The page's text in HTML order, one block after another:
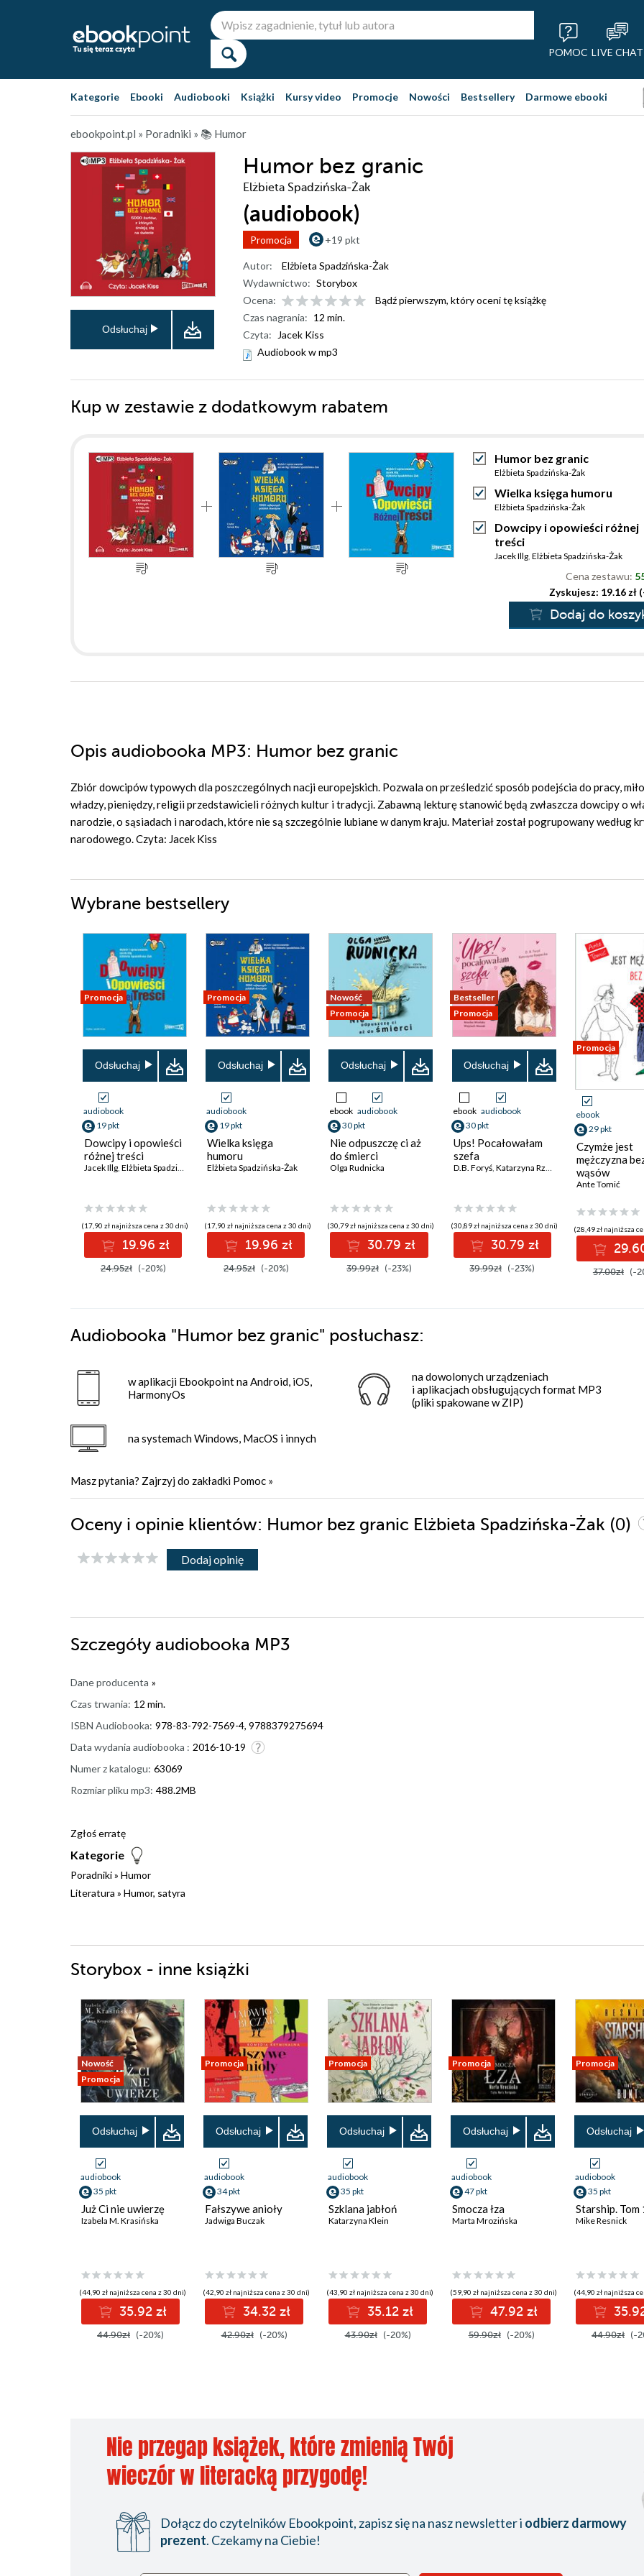
POMOC LIVE CHAT
Kategorie Ebooki Audiobooki Książki Kursy video Promocje Nowości Bestsellery Darmowe ebooki
ebookpoint.pl » Poradniki » 📚 Humor
Humor bez granic
Elżbieta Spadzińska-Żak
(audiobook)
Promocja +19 pkt
Odsłuchaj
Autor:
Elżbieta Spadzińska-Żak
Wydawnictwo: Storybox
Ocena:
Bądź pierwszym, który oceni tę książkę
Czas nagrania: 12 min.
Czyta:
Jacek Kiss
Audiobook w mp3
Kup w zestawie z dodatkowym rabatem
Humor bez granic
Elżbieta Spadzińska-Żak
Wielka księga humoru
Elżbieta Spadzińska-Żak
Dowcipy i opowieści różnej
treści
Jacek Illg, Elżbieta Spadzińska-Żak
Cena zestawu:
Zyskujesz: 19.16 zł
Dodaj do
Opis audiobooka MP3: Humor bez granic
Zbiór dowcipów typowych dla poszczególnych nacji europejskich. Pozwala on prześledzić sposób podejścia do pracy,
władzy, pieniędzy, religii przedstawicieli różnych kultur i tradycji. Zabawną lekturę stanowić będą zwłaszcza dowcipy o
narodzie, o sąsiadach i narodach, które nie są szczególnie lubiane w danym kraju. Materiał został pogrupowany według
narodowego. Czyta: Jacek Kiss
Wybrane bestsellery
Promocja
Odsłuchaj
audiobook
19 pkt
Dowcipy i opowieści
różnej treści
Jacek Illg, Elżbieta Spadzińska-Żak
(17,90 zł najniższa cena z 30 dni)
19.96 zł
24.95zł (-20%)
Promocja
Odsłuchaj
audiobook
19 pkt
Wielka księga
humoru
Elżbieta Spadzińska-Żak
(17,90 zł najniższa cena z 30 dni)
19.96 zł
24.95zł (-20%)
Nowość
Promocja
Odsłuchaj
ebook audiobook
30 pkt
Nie odpuszczę ci aż
do śmierci
Olga Rudnicka
(30,79 zł najniższa cena z 30 dni)
30.79 zł
39.99zł (-23%)
Bestseller
Promocja
Odsłuchaj
ebook audiobook
30 pkt
Ups! Pocałowałam
szefa
D.B. Foryś, Katarzyna Rzepecka
(30,89 zł najniższa cena z 30 dni)
30.79 zł
39.99zł (-23%)
Promocja
ebook
29 pkt
Czymże jest
mężczyzna
wąsów
Ante Tomić
(28,49 zł najniższa
37.00zł (-
Audiobooka "Humor bez granic" posłuchasz:
w aplikacji Ebookpoint na Android, iOS,
HarmonyOs
na systemach Windows, MacOS i innych
na dowolonych urządzeniach
i aplikacjach obsługujących format MP3
(pliki spakowane w ZIP)
Masz pytania? Zajrzyj do zakładki Pomoc »
Oceny i opinie klientów: Humor bez granic Elżbieta Spadzińska-Żak (0)
Dodaj opinię
Szczegóły audiobooka MP3
Dane producenta »
Czas trwania: 12 min.
ISBN Audiobooka: 978-83-792-7569-4, 9788379275694
Data wydania audiobooka : 2016-10-19
Numer z katalogu: 63069
Rozmiar pliku mp3: 488.2MB
Zgłoś erratę
Kategorie
Poradniki» Humor
Literatura » Humor, satyra
Storybox - inne książki
Nowość
Promocja
Odsłuchaj
audiobook
35 pkt
Już Ci nie uwierzę
Izabela M. Krasińska
(44,90 zł najniższa cena z 30 dni)
35.92 zł
44.90zł (-20%)
Promocja
Odsłuchaj
audiobook
34 pkt
Fałszywe anioły
Jadwiga Buczak
(42,90 zł najniższa cena z 30 dni)
34.32 zł
42.90zł (-20%)
Promocja
Odsłuchaj
audiobook
35 pkt
Szklana jabłoń
Katarzyna Klein
(43,90 zł najniższa cena z 30 dni)
35.12 zł
43.90zł (-20%)
Promocja
Odsłuchaj
audiobook
47 pkt
Smocza łza
Marta Mrozińska
(59,90 zł najniższa cena z 30 dni)
47.92 zł
59.90zł (-20%)
Promocja
Odsłuchaj
audiobook
35 pkt
Starship. Tom
Mike Resnick
(44,90 zł najniższa
44.90zł (-
Nie przegap książek, które zmienią Twój
wieczór w literacką przygodę!
Dołącz do czytelników Ebookpoint, zapisz się na nasz newsletter i odbierz darmowy
prezent. Czekamy na Ciebie!